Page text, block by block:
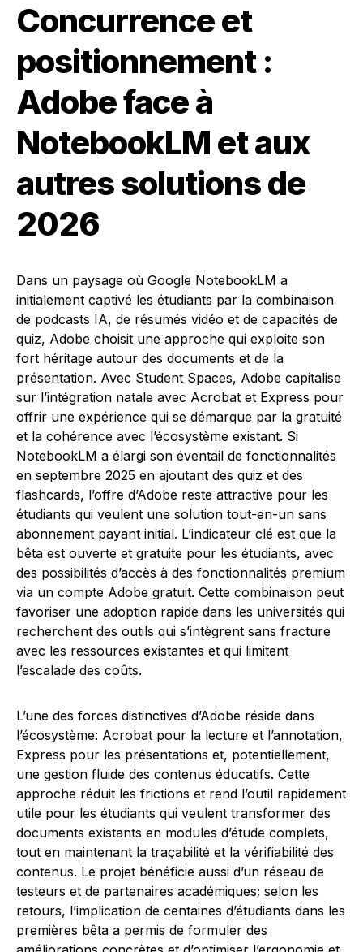
Concurrence et
positionnement :
Adobe face à
NotebookLM et aux
autres solutions de
2026
Dans un paysage où Google NotebookLM a
initialement captivé les étudiants par la combinaison
de podcasts IA, de résumés vidéo et de capacités de
quiz, Adobe choisit une approche qui exploite son
fort héritage autour des documents et de la
présentation. Avec Student Spaces, Adobe capitalise
sur l’intégration natale avec Acrobat et Express pour
offrir une expérience qui se démarque par la gratuité
et la cohérence avec l’écosystème existant. Si
NotebookLM a élargi son éventail de fonctionnalités
en septembre 2025 en ajoutant des quiz et des
flashcards, l’offre d’Adobe reste attractive pour les
étudiants qui veulent une solution tout-en-un sans
abonnement payant initial. L’indicateur clé est que la
bêta est ouverte et gratuite pour les étudiants, avec
des possibilités d’accès à des fonctionnalités premium
via un compte Adobe gratuit. Cette combinaison peut
favoriser une adoption rapide dans les universités qui
recherchent des outils qui s’intègrent sans fracture
avec les ressources existantes et qui limitent
l’escalade des coûts.
L’une des forces distinctives d’Adobe réside dans
l’écosystème: Acrobat pour la lecture et l’annotation,
Express pour les présentations et, potentiellement,
une gestion fluide des contenus éducatifs. Cette
approche réduit les frictions et rend l’outil rapidement
utile pour les étudiants qui veulent transformer des
documents existants en modules d’étude complets,
tout en maintenant la traçabilité et la vérifiabilité des
contenus. Le projet bénéficie aussi d’un réseau de
testeurs et de partenaires académiques; selon les
retours, l’implication de centaines d’étudiants dans les
premières bêta a permis de formuler des